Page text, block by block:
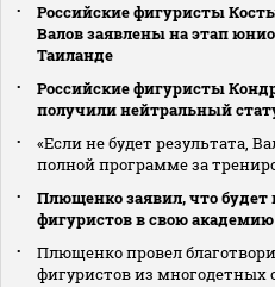
Российские фигуристы
Валов заявлены на этап
Таиланде
Российские фигуристы
получили нейтральный
«Если не будет результата,
полной программе за
Плющенко заявил, что
фигуристов в свою
Плющенко провел
фигуристов из многодетных